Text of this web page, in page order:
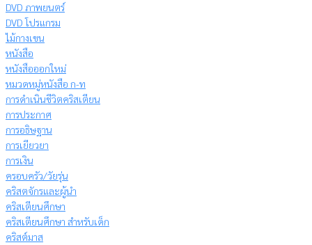
DVD ภาพยนตร์
DVD โปรแกรม
ไม้กางเขน
หนังสือ
หนังสือออกใหม่
หมวดหมู่หนังสือ ก-ท
การดำเนินชีวิตคริสเตียน
การประกาศ
การอธิษฐาน
การเยียวยา
การเงิน
ครอบครัว/วัยรุ่น
คริสตจักรและผู้นำ
คริสเตียนศึกษา
คริสเตียนศึกษา สำหรับเด็ก
คริสต์มาส